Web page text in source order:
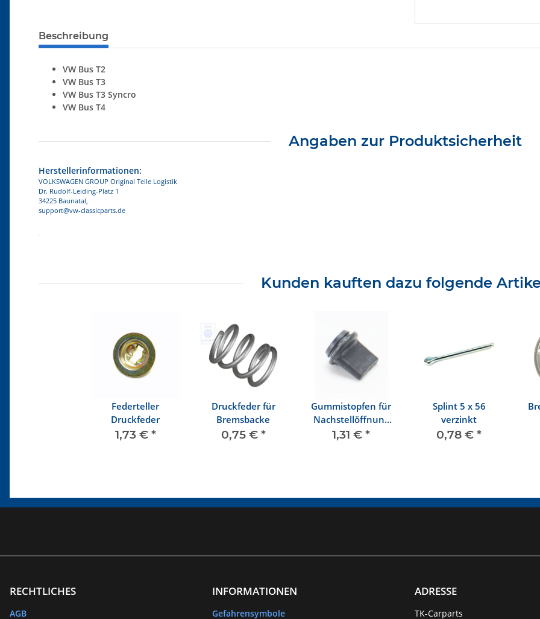
Beschreibung
VW Bus T2
VW Bus T3
VW Bus T3 Syncro
VW Bus T4
Angaben zur Produktsicherheit
Herstellerinformationen:
VOLKSWAGEN GROUP Original Teile Logistik
Dr. Rudolf-Leiding-Platz 1
34225 Baunatal,
support@vw-classicparts.de
Kunden kauften dazu folgende
Federteller
Druckfeder
1,73 € *
Druckfeder für
Bremsbacke
0,75 € *
Gummistopfen für
Nachstellöffnung
im
1,31 € *
Splint 5 x 56
verzinkt
0,78 € *
RECHTLICHES
AGB
INFORMATIONEN
Gefahrensymbole
ADRESSE
TK-Carparts